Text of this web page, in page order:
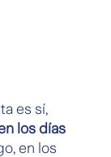
es sí,
los días
en los